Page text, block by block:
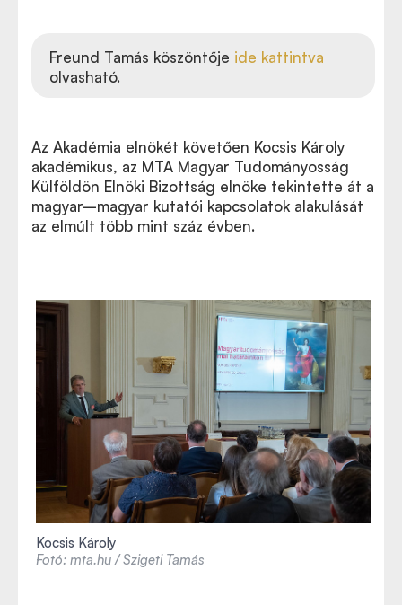
Freund Tamás köszöntője ide kattintva
olvasható.
Az Akadémia elnökét követően Kocsis Károly
akadémikus, az MTA Magyar Tudományosság
Külföldön Elnöki Bizottság elnöke tekintette át a
magyar–magyar kutatói kapcsolatok alakulását
az elmúlt több mint száz évben.
Kocsis Károly
Fotó: mta.hu / Szigeti Tamás